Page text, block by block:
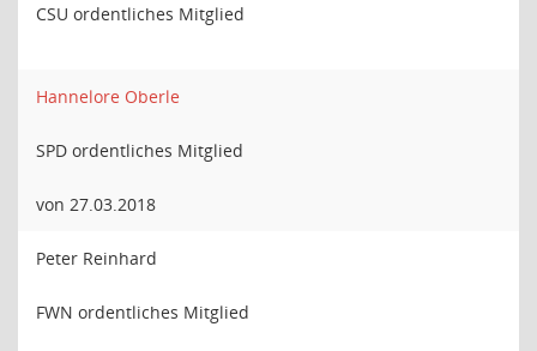
CSU ordentliches Mitglied
Hannelore Oberle
SPD ordentliches Mitglied
von 27.03.2018
Peter Reinhard
FWN ordentliches Mitglied